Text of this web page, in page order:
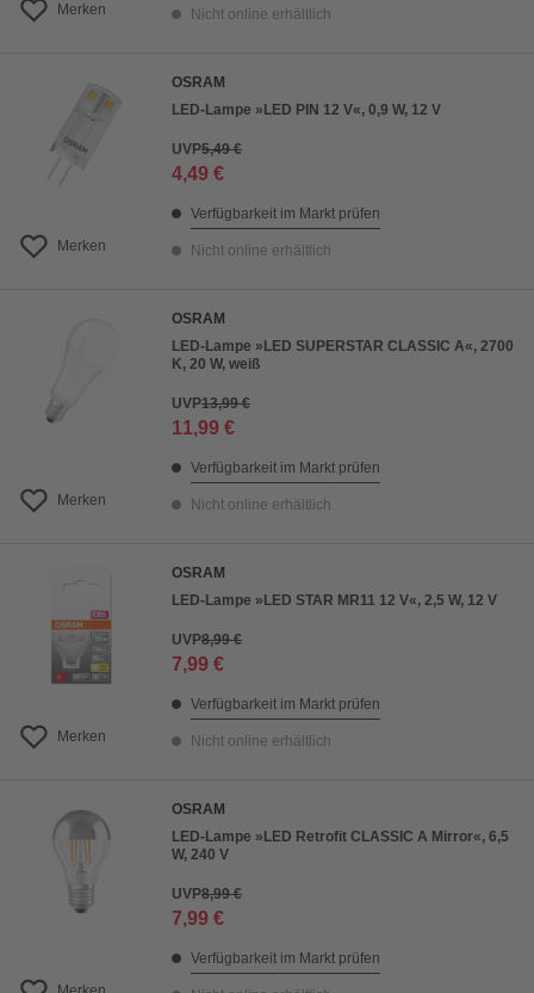
Merken Nicht online erhältlich
Merken
OSRAM
LED-Lampe »LED PIN 12 V«, 0,9 W, 12 V
UVP5,49 €
4,49 €
Verfügbarkeit im Markt prüfen
Nicht online erhältlich
Merken
OSRAM
LED-Lampe »LED SUPERSTAR CLASSIC A«, 2700
K, 20 W, weiß
UVP13,99 €
11,99 €
Verfügbarkeit im Markt prüfen
Nicht online erhältlich
Merken
OSRAM
LED-Lampe »LED STAR MR11 12 V«, 2,5 W, 12 V
UVP8,99 €
7,99 €
Verfügbarkeit im Markt prüfen
Nicht online erhältlich
OSRAM
LED-Lampe »LED Retrofit CLASSIC A Mirror«, 6,5
W, 240 V
UVP8,99 €
7,99 €
Verfügbarkeit im Markt prüfen